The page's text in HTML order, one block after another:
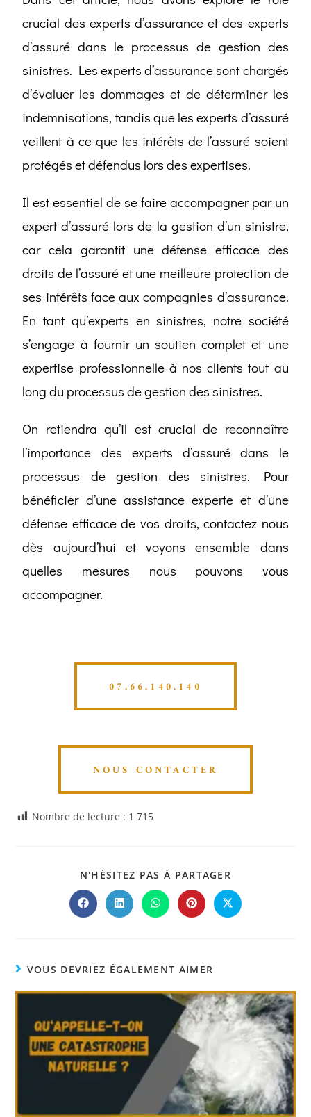
crucial des experts d’assurance et des experts
d’assuré dans le processus de gestion des
sinistres. Les experts d’assurance sont chargés
d’évaluer les dommages et de déterminer les
indemnisations, tandis que les experts d’assuré
veillent à ce que les intérêts de l’assuré soient
protégés et défendus lors des expertises.
Il est essentiel de se faire accompagner par un
expert d’assuré lors de la gestion d’un sinistre,
car cela garantit une défense efficace des
droits de l’assuré et une meilleure protection de
ses intérêts face aux compagnies d’assurance.
En tant qu’experts en sinistres, notre société
s’engage à fournir un soutien complet et une
expertise professionnelle à nos clients tout au
long du processus de gestion des sinistres.
On retiendra qu’il est crucial de reconnaître
l’importance des experts d’assuré dans le
processus de gestion des sinistres. Pour
bénéficier d’une assistance experte et d’une
défense efficace de vos droits, contactez nous
dès aujourd’hui et voyons ensemble dans
quelles mesures nous pouvons vous
accompagner.
07.66.140.140
NOUS CONTACTER
Nombre de lecture : 1 715
N'HÉSITEZ PAS À PARTAGER
VOUS DEVRIEZ ÉGALEMENT AIMER